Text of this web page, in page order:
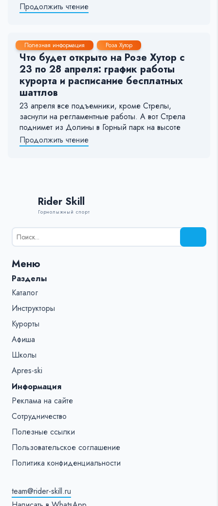
Продолжить чтение
Полезная информация Роза Хутор
24 Апр, 2022 < 1 мин. 328 13
Что будет открыто на Розе Хутор с
23 по 28 апреля: график работы
курорта и расписание бесплатных
шаттлов
23 апреля все подъемники, кроме Стрелы,
заснули на регламентные работы. А вот Стрела
поднимет из Долины в Горный парк на высоте
Продолжить чтение
Rider Skill
Горнолыжный спорт
Результаты
поиска
%s:
Меню
Разделы
Каталог
Инструкторы
Курорты
Афиша
Школы
Apres-ski
Информация
Реклама на сайте
Сотрудничество
Полезные ссылки
Пользовательское соглашение
Политика конфиденциальности
team@rider-skill.ru